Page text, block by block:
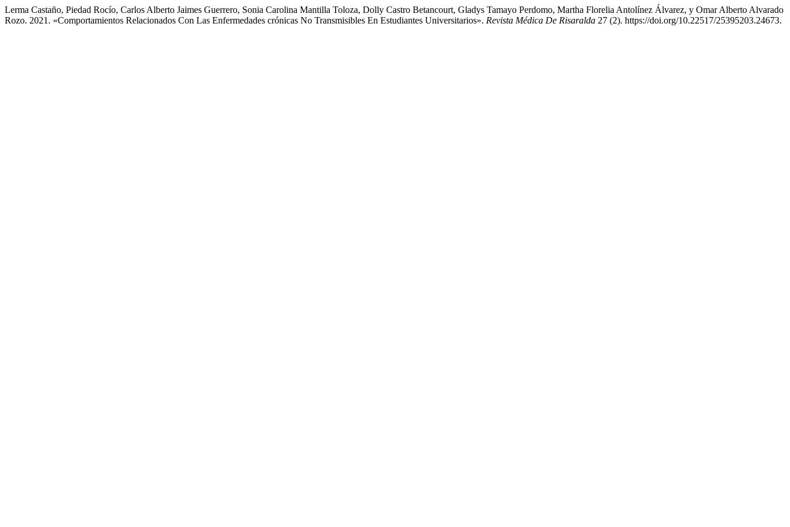
Lerma Castaño, Piedad Rocío, Carlos Alberto Jaimes Guerrero, Sonia Carolina Mantilla Toloza, Dolly Castro Betancourt, Gladys Tamayo Perdomo, Martha Florelia Antolínez Álvarez, y Omar Alberto Alvarado
Rozo. 2021. «Comportamientos Relacionados Con Las Enfermedades crónicas No Transmisibles En Estudiantes Universitarios». Revista Médica De Risaralda 27 (2). https://doi.org/10.22517/25395203.24673.